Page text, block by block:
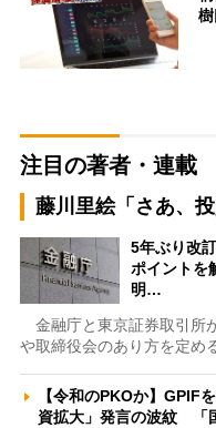
注目の著者・連載
藤川里絵「さあ、
5年ぶり改
ポイントを
明…
金融庁と東京証券取引所
や取締役会のあり方を定め
【令和のPKOか】GPIF
資拡大」発言の波紋 「